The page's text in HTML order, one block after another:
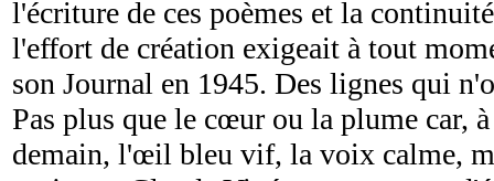
l'écriture de ces poèmes et la
l'effort de création exigeait à tout
son Journal en 1945. Des lignes qui
Pas plus que le cœur ou la plume car,
demain, l'œil bleu vif, la voix calme,